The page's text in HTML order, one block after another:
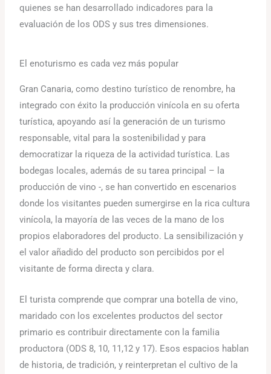
quienes se han desarrollado indicadores para la
evaluación de los ODS y sus tres dimensiones.
El enoturismo es cada vez más popular
Gran Canaria, como destino turístico de renombre, ha
integrado con éxito la producción vinícola en su oferta
turística, apoyando así la generación de un turismo
responsable, vital para la sostenibilidad y para
democratizar la riqueza de la actividad turística. Las
bodegas locales, además de su tarea principal – la
producción de vino -, se han convertido en escenarios
donde los visitantes pueden sumergirse en la rica cultura
vinícola, la mayoría de las veces de la mano de los
propios elaboradores del producto. La sensibilización y
el valor añadido del producto son percibidos por el
visitante de forma directa y clara.
El turista comprende que comprar una botella de vino,
maridado con los excelentes productos del sector
primario es contribuir directamente con la familia
productora (ODS 8, 10, 11,12 y 17). Esos espacios hablan
de historia, de tradición, y reinterpretan el cultivo de la